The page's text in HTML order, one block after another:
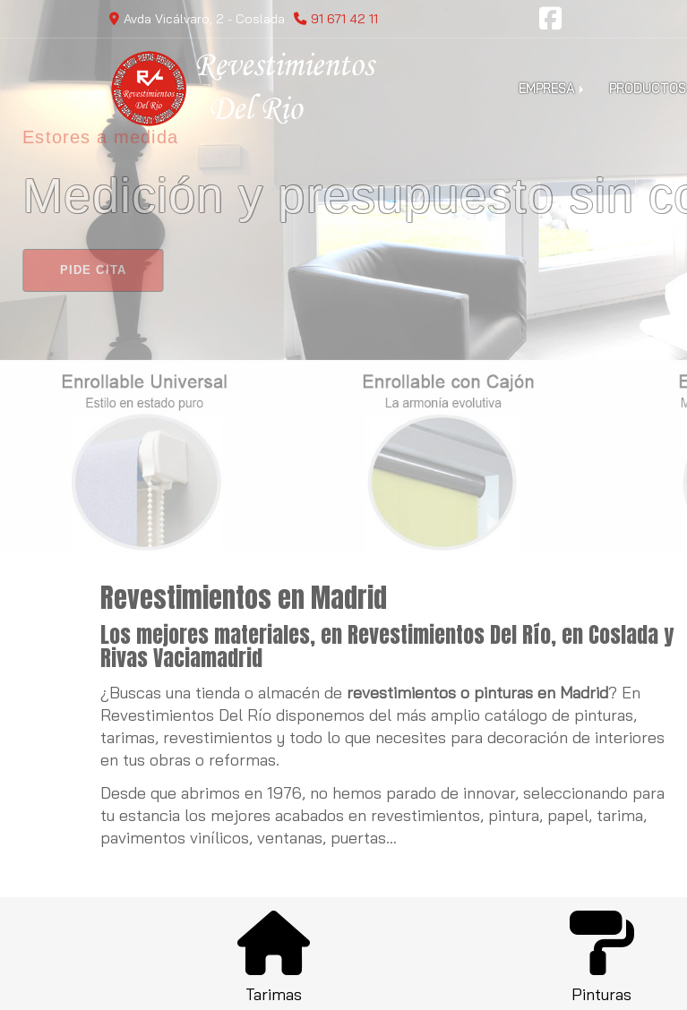
Avda Vicálvaro, 2 - Coslada 91 671 42 11
EMPRESA PRODUCTOS
Pinturas y revestimientos en Madrid
Revestimientos en Madrid
Los mejores materiales, en Revestimientos Del Río, en Coslada y
Rivas Vaciamadrid
¿Buscas una tienda o almacén de revestimientos o pinturas en Madrid? En
Revestimientos Del Río disponemos del más amplio catálogo de pinturas,
tarimas, revestimientos y todo lo que necesites para decoración de interiores
en tus obras o reformas.
Desde que abrimos en 1976, no hemos parado de innovar, seleccionando para
tu estancia los mejores acabados en revestimientos, pintura, papel, tarima,
pavimentos vinílicos, ventanas, puertas...
Tarimas
Pinturas